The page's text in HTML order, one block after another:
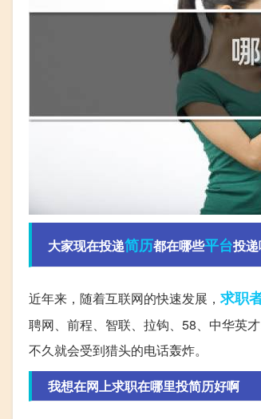
大家现在投递简历都在哪些平台投
近年来，随着互联网的快速发展， 求职
聘网、前程、智联、拉钩、58、中华英
不久就会受到猎头的电话轰炸。
我想在网上求职在哪里投简历好啊